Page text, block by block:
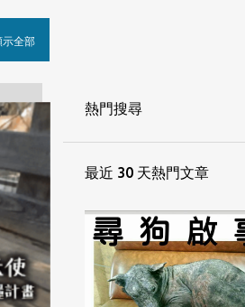
示全部
熱門搜尋
最近 30 天熱門文章